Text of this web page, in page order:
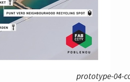
prototype-04-